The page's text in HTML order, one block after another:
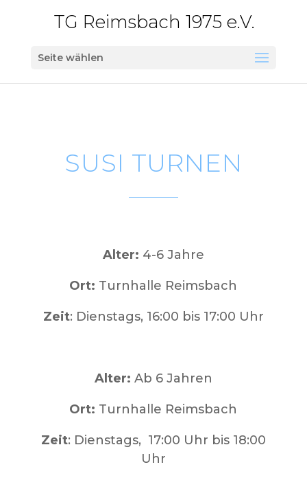
TG Reimsbach 1975 e.V.
Seite wählen
SUSI TURNEN
Alter: 4-6 Jahre
Ort: Turnhalle Reimsbach
Zeit: Dienstags, 16:00 bis 17:00 Uhr
Alter: Ab 6 Jahren
Ort: Turnhalle Reimsbach
Zeit: Dienstags, 17:00 Uhr bis 18:00
Uhr